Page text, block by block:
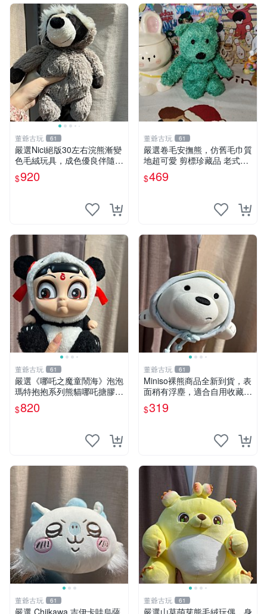
董爺古玩 61
嚴選Nici絕版30左右浣熊漸變
色毛絨玩具，成色優良伴隨原
廠牌標 浣熊 玩具 毛絨
$920
董爺古玩 61
嚴選卷毛安撫熊，仿舊毛巾質
地超可愛 剪標珍藏品 老式毛
巾質地 安撫熊 款式
$469
董爺古玩 61
嚴選《哪吒之魔童鬧海》泡泡
瑪特抱抱系列熊貓哪吒搪膠臉
毛絨， STATE：如圖顯示 哪
吒 毛絨公仔 泡泡瑪特
$820
董爺古玩 61
Miniso裸熊商品全新到貨，表
面稍有浮塵，適合自用收藏嚴
選款。 裸熊 商品 裸熊玩偶
$319
董爺古玩 61 董爺古玩 61